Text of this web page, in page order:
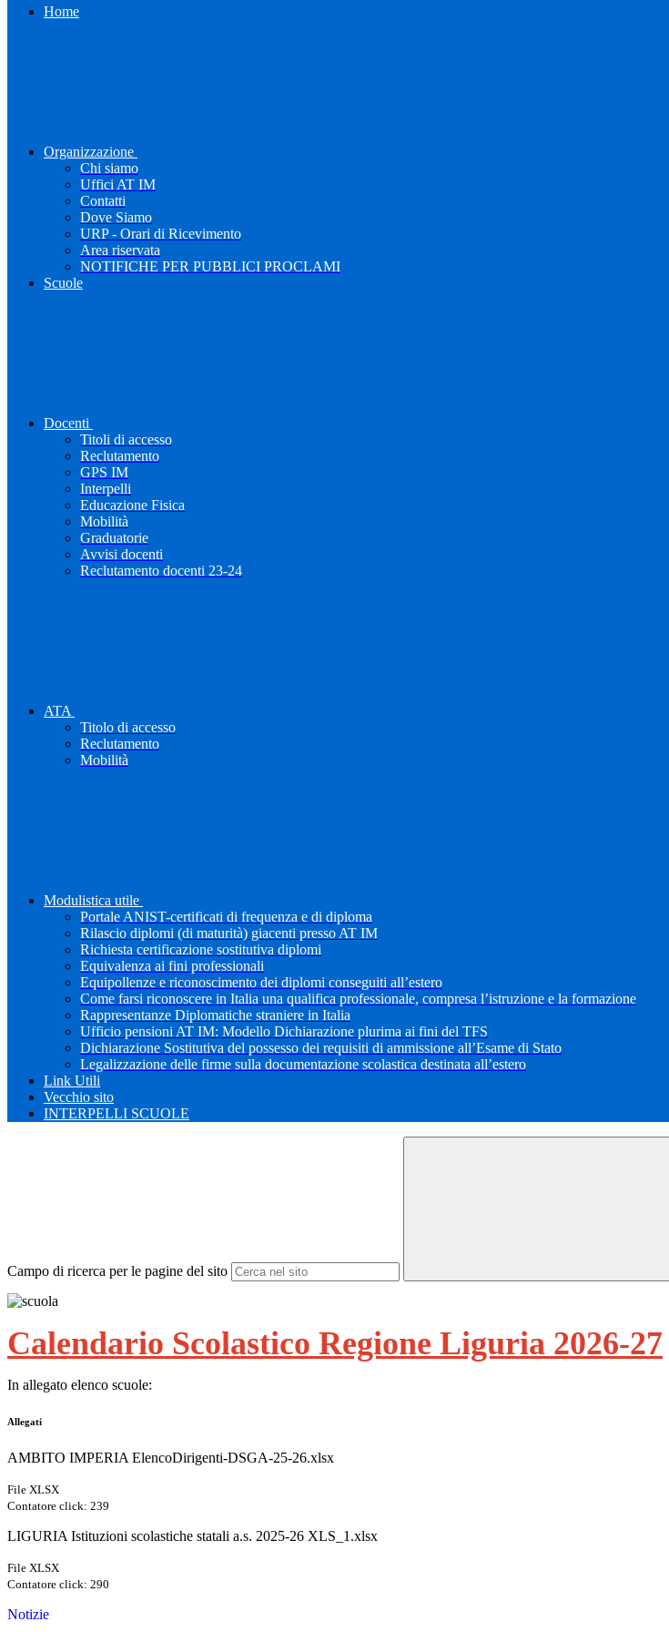
Home
Organizzazione
Chi siamo
Uffici AT IM
Contatti
Dove Siamo
URP - Orari di Ricevimento
Area riservata
NOTIFICHE PER PUBBLICI PROCLAMI
Scuole
Docenti
Titoli di accesso
Reclutamento
GPS IM
Interpelli
Educazione Fisica
Mobilità
Graduatorie
Avvisi docenti
Reclutamento docenti 23-24
ATA
Titolo di accesso
Reclutamento
Mobilità
Modulistica utile
Portale ANIST-certificati di frequenza e di diploma
Rilascio diplomi (di maturità) giacenti presso AT IM
Richiesta certificazione sostitutiva diplomi
Equivalenza ai fini professionali
Equipollenze e riconoscimento dei diplomi conseguiti all’estero
Come farsi riconoscere in Italia una qualifica professionale, compresa l’istruzione e la formazione
Rappresentanze Diplomatiche straniere in Italia
Ufficio pensioni AT IM: Modello Dichiarazione plurima ai fini del TFS
Dichiarazione Sostitutiva del possesso dei requisiti di ammissione all’Esame di Stato
Legalizzazione delle firme sulla documentazione scolastica destinata all’estero
Link Utili
Vecchio sito
INTERPELLI SCUOLE
Campo di ricerca per le pagine del sito
Calendario Scolastico Regione Liguria 2026-27
In allegato elenco scuole:
Allegati
AMBITO IMPERIA ElencoDirigenti-DSGA-25-26.xlsx
File XLSX
Contatore click: 239
LIGURIA Istituzioni scolastiche statali a.s. 2025-26 XLS_1.xlsx
File XLSX
Contatore click: 290
Notizie